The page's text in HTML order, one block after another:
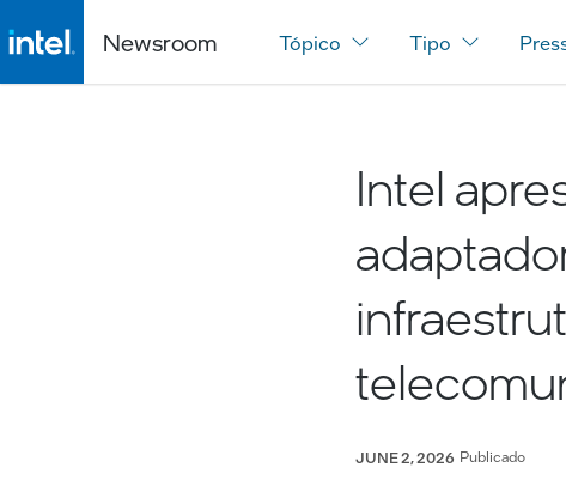
Newsroom Tópico Tipo
Intel
JUNE 2, 2026 Publicado